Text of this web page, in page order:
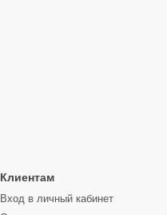
Клиентам
Вход в личный кабинет